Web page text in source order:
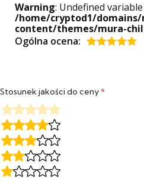
Warning: Undefined
/home/cryptod1/
content/themes/mura-
Ogólna ocena:
Stosunek jakości do ceny*